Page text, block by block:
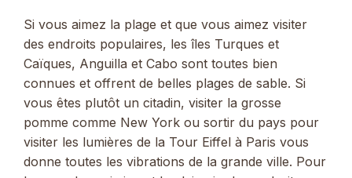
Si vous aimez la plage et que vous aimez visiter
des endroits populaires, les îles Turques et
Caïques, Anguilla et Cabo sont toutes bien
connues et offrent de belles plages de sable. Si
vous êtes plutôt un citadin, visiter la grosse
pomme comme New York ou sortir du pays pour
visiter les lumières de la Tour Eiffel à Paris vous
donne toutes les vibrations de la grande ville. Pour